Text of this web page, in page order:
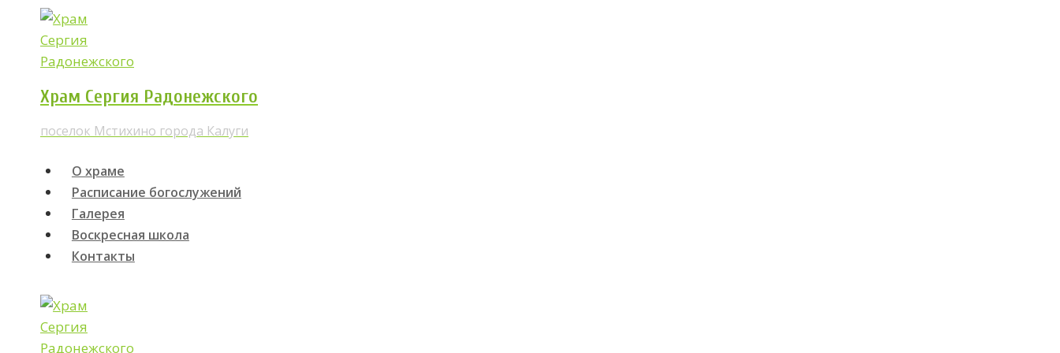
Перейти
содержимому
Храм Сергия Радонежского
поселок Мстихино города Калуги
О храме
Расписание богослужений
Галерея
Воскресная школа
Контакты